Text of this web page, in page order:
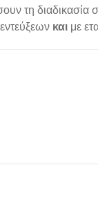
τη διαδικασία
καιμε